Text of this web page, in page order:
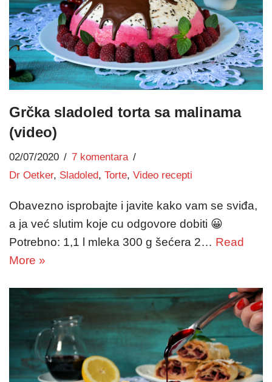
Grčka sladoled torta sa malinama
(video)
02/07/2020
7 komentara
Dr Oetker, Sladoled, Torte, Video recepti
Obavezno isprobajte i javite kako vam se sviđa,
a ja već slutim koje cu odgovore dobiti 😀
Potrebno: 1,1 l mleka 300 g šećera 2… Read
More »